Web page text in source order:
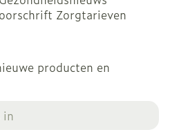
Zorgtarieven
producten en